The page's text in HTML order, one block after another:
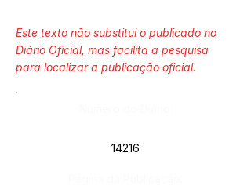
Este texto não substitui o publicado no
Diário Oficial, mas facilita a pesquisa
para localizar a publicação oficial.
14216